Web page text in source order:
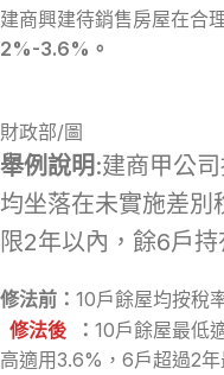
建商興建待銷售房屋在合
2%-3.6%。
財政部/圖
舉例說明 :建商甲公
均坐落在未實施差
限2年以內，餘6戶持
修法前： 10戶餘屋均按稅
修法後
： 10戶餘屋最低
高適用3.6%，6戶超過2